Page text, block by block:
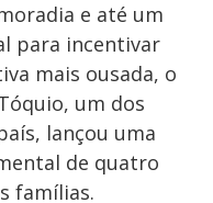
e até um
para incentivar
mais ousada, o
um dos
lançou uma
de quatro
famílias.